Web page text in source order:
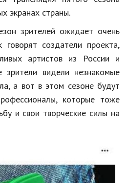
экранах страны.
зрителей ожидает очень
говорят создатели проекта,
артистов из России и
зрители видели незнакомые
а вот в этом сезоне будут
которые тоже
и свои творческие силы на